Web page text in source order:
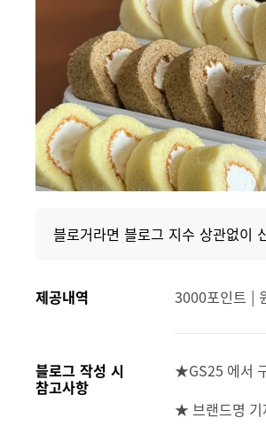
블로거라면 블로그 지수 상관없이
제공내역 3000포인트 |
블로그 작성 시
참고사항
★GS25 에서
★ 브랜드명 기